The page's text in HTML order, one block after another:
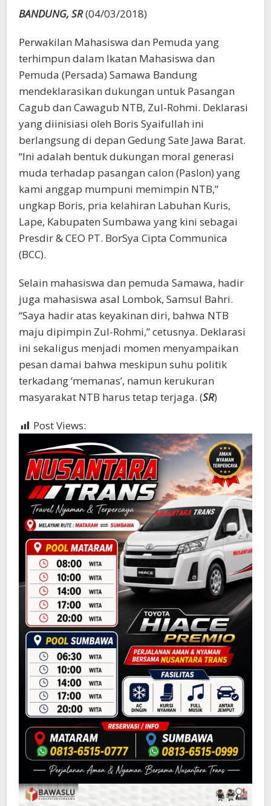
BANDUNG, SR(04/03/2018)
Perwakilan Mahasiswa dan Pemuda yang
terhimpun dalam Ikatan Mahasiswa dan
Pemuda (Persada) Samawa Bandung
mendeklarasikan dukungan untuk Pasangan
Cagub dan Cawagub NTB, Zul-Rohmi. Deklarasi
yang diinisiasi oleh Boris Syaifullah ini
berlangsung di depan Gedung Sate Jawa Barat.
“Ini adalah bentuk dukungan moral generasi
muda terhadap pasangan calon (Paslon) yang
kami anggap mumpuni memimpin NTB,”
ungkap Boris, pria kelahiran Labuhan Kuris,
Lape, Kabupaten Sumbawa yang kini sebagai
Presdir & CEO PT. BorSya Cipta Communica
(BCC).
Selain mahasiswa dan pemuda Samawa, hadir
juga mahasiswa asal Lombok, Samsul Bahri.
“Saya hadir atas keyakinan diri, bahwa NTB
maju dipimpin Zul-Rohmi,” cetusnya. Deklarasi
ini sekaligus menjadi momen menyampaikan
pesan damai bahwa meskipun suhu politik
terkadang ‘memanas’, namun kerukuran
masyarakat NTB harus tetap terjaga. (SR)
Post Views: